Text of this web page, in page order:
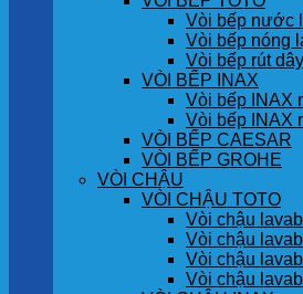
Vòi bếp nước
Vòi bếp nóng
Vòi bếp rút
VÒI BẾP INAX
Vòi bếp INAX
Vòi bếp INAX
VÒI BẾP CAESAR
VÒI BẾP GROHE
VÒI CHẬU
VÒI CHẬU TOTO
Vòi chậu
Vòi chậu
Vòi chậu
Vòi chậu